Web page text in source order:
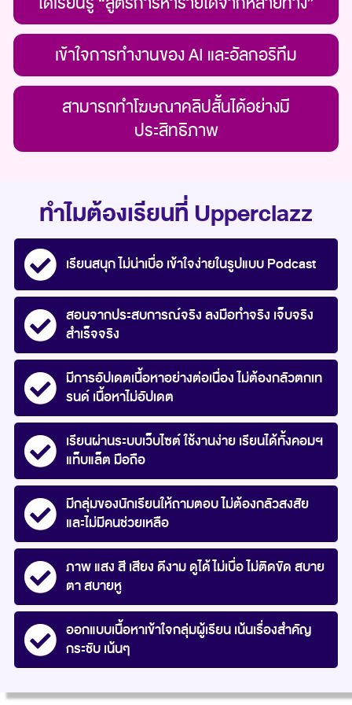
เข้าใจการทำงานของ AI และอัลกอริทึม
สามารถทำโฆษณาคลิปสั้นได้อย่างมี
ประสิทธิภาพ
ทำไมต้องเรียนที่ Upperclazz
เรียนสนุก ไม่น่าเบื่อ เข้าใจง่ายในรูปแบบ Podcast
สอนจากประสบการณ์จริง ลงมือทำจริง เจ็บจริง
สำเร็จจริง
มีการอัปเดตเนื้อหาอย่างต่อเนื่อง ไม่ต้องกลัวตกเท
รนด์ เนื้อหาไม่อัปเดต
เรียนผ่านระบบเว็บไซต์ ใช้งานง่าย เรียนได้ทั้งคอมฯ
แท็บแล็ต มือถือ
มีกลุ่มของนักเรียนให้ถามตอบ ไม่ต้องกลัวสงสัย
และไม่มีคนช่วยเหลือ
ภาพ แสง สี เสียง ดีงาม ดูได้ไม่เบื่อ ไม่ติดขัด สบาย
ตา สบายหู
ออกแบบเนื้อหาเข้าใจกลุ่มผู้เรียน เน้นเรื่องสำคัญ
กระชับ เน้นๆ